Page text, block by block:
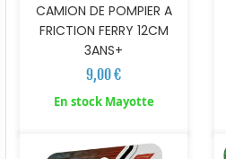
CAMION DE POMPIER A
FRICTION FERRY 12CM
3ANS+
9,00 €
En stock Mayotte